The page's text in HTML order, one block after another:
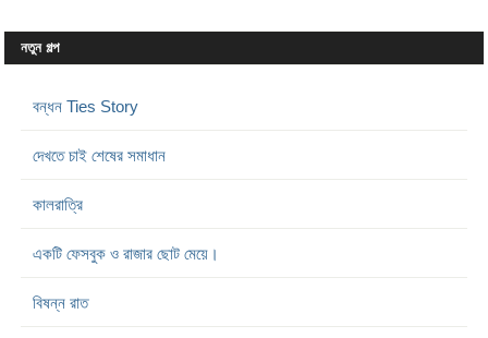
নতুন গল্প
বন্ধন Ties Story
দেখতে চাই শেষের সমাধান
কালরাত্রি
একটি ফেসবুক ও রাজার ছোট মেয়ে।
বিষন্ন রাত